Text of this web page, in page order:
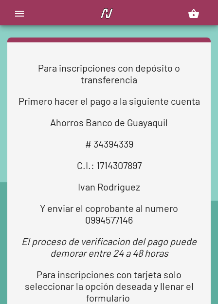
menu shopping_basket
Para inscripciones con depósito o
transferencia
Primero hacer el pago a la siguiente cuenta
Ahorros Banco de Guayaquil
# 34394339
C.I.: 1714307897
Ivan Rodriguez
Y enviar el coprobante al numero
0994577146
El proceso de verificacion del pago puede
demorar entre 24 a 48 horas
Para inscripciones con tarjeta solo
seleccionar la opción deseada y llenar el
formulario